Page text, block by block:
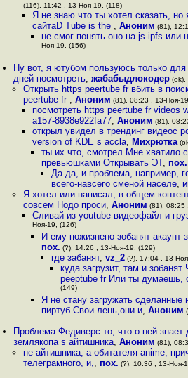
(116), 11:42 , 13-Ноя-19, (118)
Я не знаю что ты хотел сказать, но
сайтаD Tube is the , Аноним (81),
не смог понять оно на js-ipfs или
Ноя-19, (156)
Ну вот, я ютубом пользуюсь только для
дней посмотреть,жабабыдлокодер (ok),
Открыть https peertube fr вбить в
peertube fr , Аноним (81), 08:23 , 13-Ноя-
посмотреть https peertube fr videos
a157-8938e922fa77, Аноним (81),
открыл увидел в трендинг видеос
version of KDE s accla, Михрютка
ты их что, смотрел Мне хватило
превьюшками Открывать ЭТ, пох.
Да-да, и проблема, например,
всего-навсего сменой населе,
Я хотел или написал, в общем
совсем Нодо проси, Аноним (81), 08:25
Сливай из youtube видеофайл и
Ноя-19, (126)
И ему пожизнено зобанят акаунт
пох. (?), 14:26 , 13-Ноя-19, (129)
где забанят, vz_2(?), 17:04 , 13-
куда загрузит, там и
peeptube fr Или ты думаешь,
(149)
Я не стану загружать
пиртуб Свои лень,они и,Аноним
Проблема Федиверс то, что о ней знает
землякопа s айтишника,Аноним (81),
не айтишника, а обитателя anime,
телеграмного, и,, пох. (?), 10:36 , 13-Ноя-